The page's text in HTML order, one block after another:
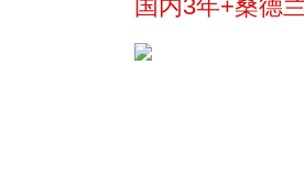
国内3年+桑德